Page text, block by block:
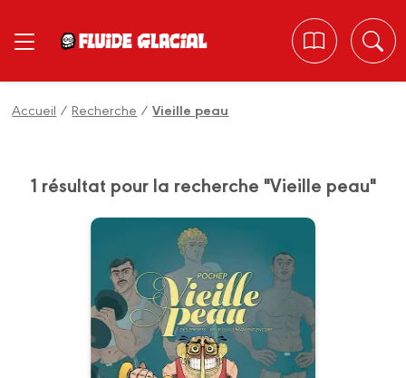
Accueil /Recherche /Vieille peau
1 résultat pour la recherche "Vieille peau"
Vieille peau
Date de parution :
20/09/2017
Quand on est un homme d'âge
mûr et qu'on veut encore plaire